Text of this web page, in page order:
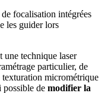
focalisation intégrées
les guider lors
une technique laser
particulier, de
texturation micrométrique
possible de modifier la